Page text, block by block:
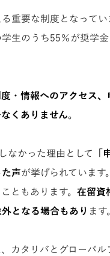
重要な制度となってい
生のうち55％が奨学金
・情報へのアクセス、
くありません。
なかった理由として
「
声が挙げられています
ともあります。 在留資
となる場合もあり ます
カタリバとグローバル